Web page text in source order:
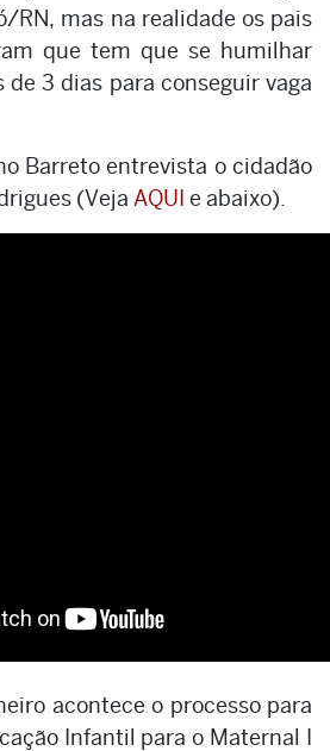
RN, mas na realidade os pais
que tem que se humilhar
3 dias para conseguir vaga
Barreto entrevista o cidadão
(Veja AQUI e abaixo).
acontece o processo para
Infantil para o Maternal I